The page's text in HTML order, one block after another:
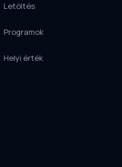
Letöltés
Programok
Helyi érték